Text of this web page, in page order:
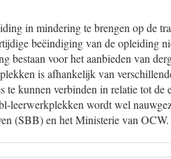
in mindering te brengen op de
beëindiging van de opleiding
bestaan voor het aanbieden van
is afhankelijk van
kunnen verbinden in relatie tot de
leerwerkplekken wordt wel
(SBB) en het Ministerie van OCW.